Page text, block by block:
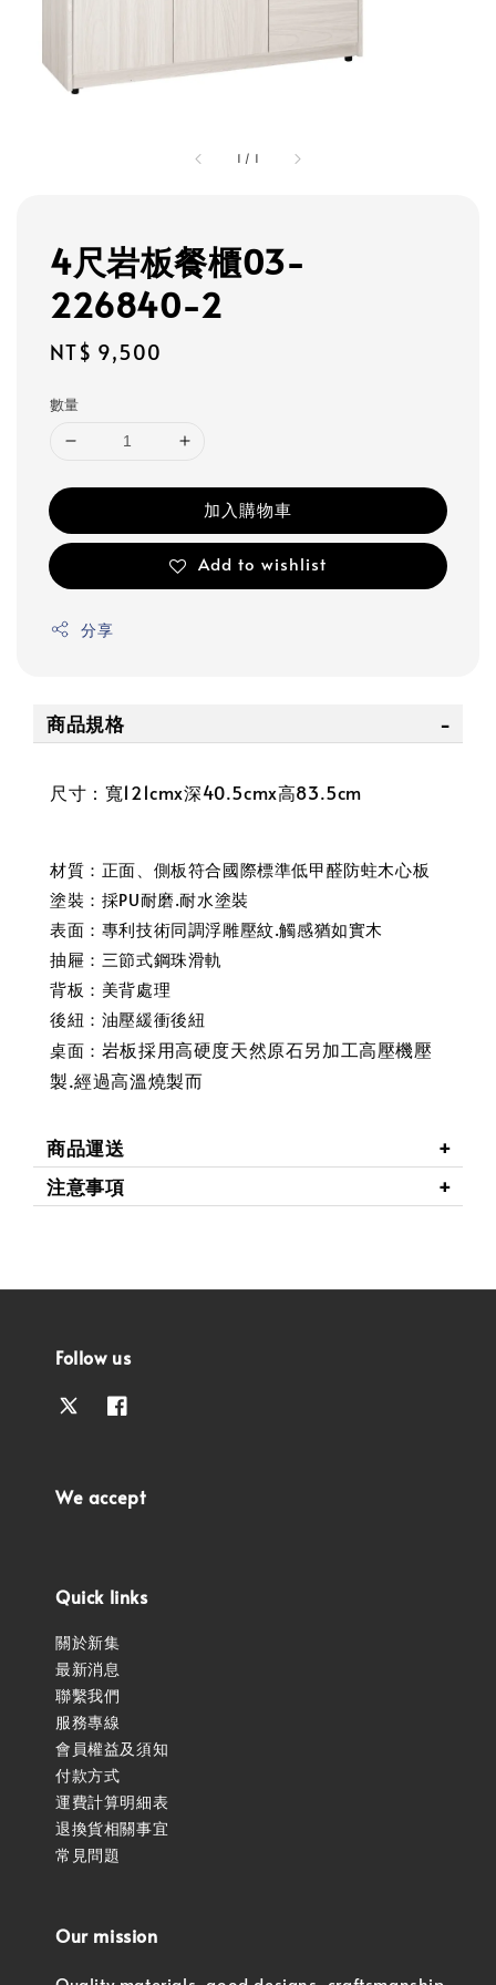
1 / 1
4尺岩板餐櫃03-
226840-2
Regular
NT$ 9,500
數量
加入購物車
Add to wishlist
分享
商品規格
尺寸：寬121cmx深40.5cmx高83.5cm
材質：正面、側板符合國際標準低甲醛防蛀木心板
塗裝：採PU耐磨.耐水塗裝
表面：專利技術同調浮雕壓紋.觸感猶如實木
抽屜：三節式鋼珠滑軌
背板：美背處理
後紐：油壓緩衝後紐
桌面： 岩板採用高硬度天然原石另加工高壓機壓
製.經過高溫燒製而
商品運送
注意事項
Follow us
We accept
Quick links
關於新集
最新消息
聯繫我們
服務專線
會員權益及須知
付款方式
運費計算明細表
退換貨相關事宜
常見問題
Our mission